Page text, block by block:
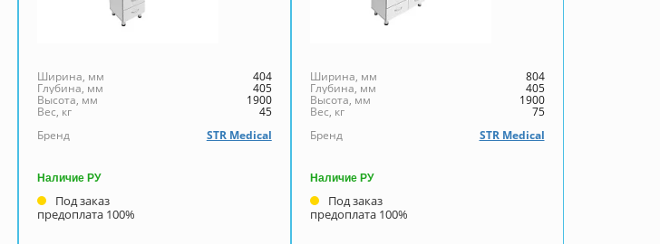
Ширина, мм 404
Глубина, мм 405
Высота, мм 1900
Вес, кг
45
Бренд
STR Medical
Наличие РУ
Под заказ
предоплата 100%
Ширина, мм 804
Глубина, мм 405
Высота, мм 1900
Вес, кг
75
Бренд
STR Medical
Наличие РУ
Под заказ
предоплата 100%